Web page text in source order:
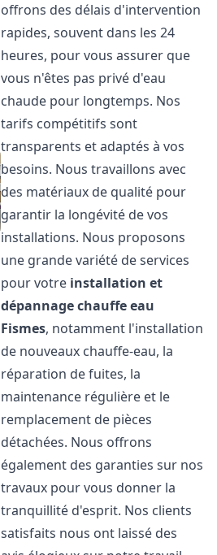
offrons des délais d'intervention
rapides, souvent dans les 24
heures, pour vous assurer que
vous n'êtes pas privé d'eau
chaude pour longtemps. Nos
tarifs compétitifs sont
transparents et adaptés à vos
besoins. Nous travaillons avec
des matériaux de qualité pour
garantir la longévité de vos
installations. Nous proposons
une grande variété de services
pour votre installation et
dépannage chauffe eau
Fismes, notamment l'installation
de nouveaux chauffe-eau, la
réparation de fuites, la
maintenance régulière et le
remplacement de pièces
détachées. Nous offrons
également des garanties sur nos
travaux pour vous donner la
tranquillité d'esprit. Nos clients
satisfaits nous ont laissé des